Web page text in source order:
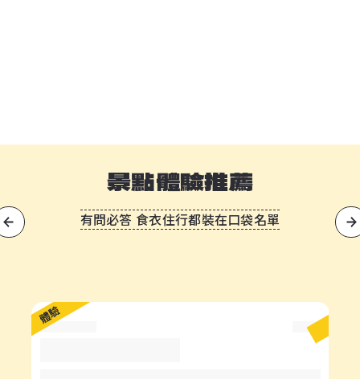
景點體驗推薦
有問必答 食衣住行都裝在口袋名單
體驗